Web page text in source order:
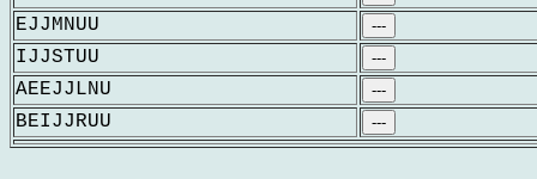
EJJMNUU ---
IJJSTUU ---
AEEJJLNU ---
BEIJJRUU ---